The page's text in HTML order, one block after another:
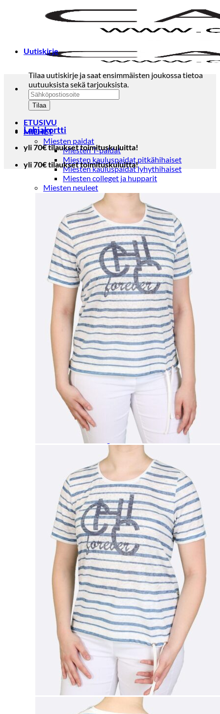
ETUSIVU
MIEHET
Miesten paidat
Miesten T-paidat
Miesten kauluspaidat pitkähihaiset
Miesten kauluspaidat lyhythihaiset
Miesten colleget ja hupparit
Miesten neuleet
Miesten neulepuserot
Miesten neuletakit
Puvut ja blazerit
Puvut
Puvuntakit ja blazerit
Miesten housut
Miesten housut
Miesten farkut
Miesten collegehousut
Miesten shortsit
Miesten asusteet
Vyöt ja olkaimet
Solmiot, rusetit ja taskuliinat
Miesten päähineet, huivit ja käsineet
Miesten yöasut ja alusvaatteet
Miesten alusvaatteet
Miesten sukat
Miesten yöasut
Miesten aamutakit ja kylpytakit
Miesten takit
Miesten nahkatakit
Miesten kevät-ja syystakit
Miesten villakangastakit
Miesten talvitakit
Naisten paidat
Naisten colleget
Paidat, tunikat ja jakut
Trikoopaidat
Naisten puserot
Tunikat
Jakut ja liivit
Naisten neuleet
Naisten neuletakit
Naisten neulepuserot
Naisten mekot ja hameet
Mekot
Hameet
Naisten housut
Leggingsit ja collegehousut
Naisten housut
Naisten farkut
Caprit ja shortsit
Naisten asusteet
Vyöt ja korut
Naisten päähineet, huivit ja käsineet
Naisten yöasut ja alusvaatteet
Naisten alusvaatteet
Sukat ja sukkahousut
Naisten yöasut
Naisten aamutakit ja kylpytakit
Naisten takit
Naisten kevät-ja syystakit
Naisten nahkatakit
Naisten talvitakit
Uutiskirje
Tilaa uutiskirje ja saat ensimmäisten joukossa tietoa
uutuuksista sekä tarjouksista.
Lahjakortti
yli 70€ tilaukset toimituskuluitta!
yli 70€ tilaukset toimituskuluitta!